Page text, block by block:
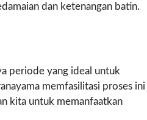
dan ketenangan batin.
periode yang ideal untuk
memfasilitasi proses ini
kita untuk memanfaatkan